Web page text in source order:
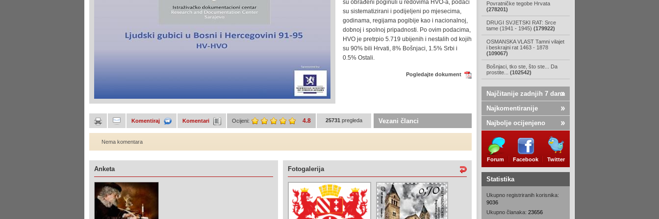
Povratničke tegobe Hrvata
(278201)
DRUGI SVJETSKI RAT: Srce
tame (1941 - 1945) (179922)
OSMANSKA VLAST Tamni vilajet
i beskrajni rat 1463 - 1878
(109067)
Bošnjaci, tko ste, što ste... Da
prostite... (102542)
Najčitanije zadnjih 7 dana
Najkomentiranije
Najbolje ocijenjeno
Forum Facebook Twitter
Statistika
Ukupno registriranih korisnika:
9036
Ukupno članaka: 23656
su obrađeni poginuli u redovima HVO-a, podaci
su sistematizirani i podijeljeni po mjesecima,
godinama, regijama pogibije kao i nacionalnoj,
dobnoj i spolnoj pripadnosti. Po ovim podacima,
HVO je pretrpio 5.719 ubijenih i nestalih od kojih
su 90% bili Hrvati, 8% Bošnjaci, 1.5% Srbi i
0.5% Ostali.
Pogledajte dokument
Komentiraj Komentari Ocijeni: 4.8 25731 pregleda Vezani članci
Nema komentara
Anketa Fotogalerija